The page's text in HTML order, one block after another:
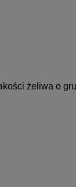
żeliwa o